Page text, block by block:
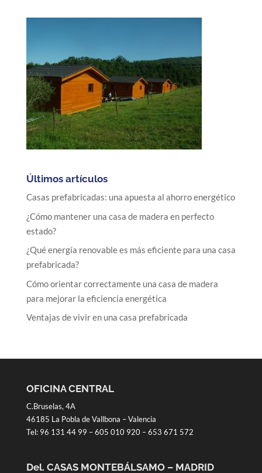
Últimos artículos
Casas prefabricadas: una apuesta al ahorro energético
¿Cómo mantener una casa de madera en perfecto
estado?
¿Qué energía renovable es más eficiente para una casa
prefabricada?
Cómo orientar correctamente una casa de madera
para mejorar la eficiencia energética
Ventajas de vivir en una casa prefabricada
OFICINA CENTRAL
C.Bruselas, 4A
46185 La Pobla de Vallbona – Valencia
Tel: 96 131 44 99 –605 010 920–653 671 572
Del. CASAS MONTEBÁLSAMO – MADRID